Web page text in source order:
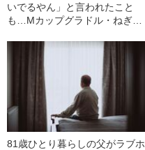
いでるやん」と言われたこと
も…Mカップグラドル・ねぎと
た“130cmの胸”を“自分の武器”に
81歳ひとり暮らしの父がラブホ